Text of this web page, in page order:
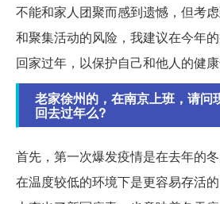
不能和家人团聚而感到遗憾，但考
和聚集活动的风险，我建议在今年
回家过年，以保护自己和他人的健康
老家徐州的，在南京上班，请问
回去过年么?
首先，第一次爆发疫情是在去年的
在温度较低的环境下是更容易存活